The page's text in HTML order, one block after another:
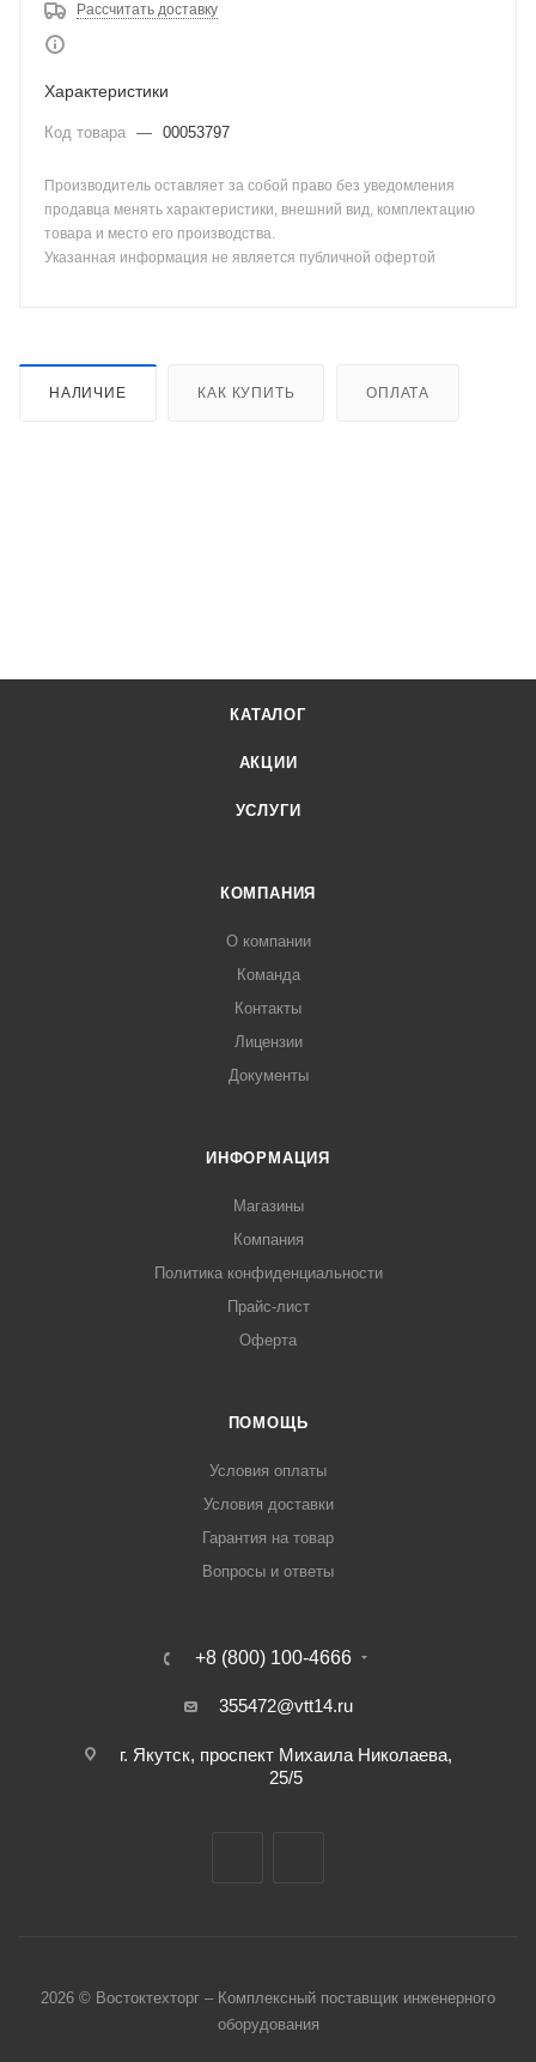
Рассчитать доставку
Характеристики
Код товара — 00053797
Производитель оставляет за собой право без уведомления
продавца менять характеристики, внешний вид, комплектацию
товара и место его производства.
Указанная информация не является публичной офертой
НАЛИЧИЕ КАК КУПИТЬ ОПЛАТА
КАТАЛОГ
АКЦИИ
УСЛУГИ
КОМПАНИЯ
О компании
Команда
Контакты
Лицензии
Документы
ИНФОРМАЦИЯ
Магазины
Компания
Политика конфиденциальности
Прайс-лист
Оферта
ПОМОЩЬ
Условия оплаты
Условия доставки
Гарантия на товар
Вопросы и ответы
+8 (800) 100-4666
355472@vtt14.ru
г. Якутск, проспект Михаила Николаева,
25/5
2026 © Востоктехторг – Комплексный поставщик инженерного
оборудования